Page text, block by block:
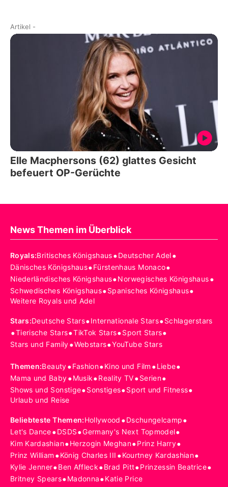
Artikel -
Elle Macphersons (62) glattes Gesicht
befeuert OP-Gerüchte
News Themen im Überblick
Royals:Britisches Königshaus•Deutscher Adel•
Dänisches Königshaus•Fürstenhaus Monaco•
Niederländisches Königshaus•Norwegisches Königshaus•
Schwedisches Königshaus•Spanisches Königshaus•
Weitere Royals und Adel
Stars:Deutsche Stars•Internationale Stars•Schlagerstars
•Tierische Stars•TikTok Stars•Sport Stars•
Stars und Family•Webstars•YouTube Stars
Themen:Beauty•Fashion•Kino und Film •Liebe•
Mama und Baby•Musik•Reality TV•Serien•
Shows und Sonstige•Sonstiges•Sport und Fitness•
Urlaub und Reise
Beliebteste Themen:Hollywood •Dschungelcamp•
Let's Dance•DSDS•Germany's Next Topmodel•
Kim Kardashian•Herzogin Meghan•Prinz Harry•
Prinz William •König Charles III •Kourtney Kardashian•
Kylie Jenner•Ben Affleck•Brad Pitt•Prinzessin Beatrice•
Britney Spears•Madonna•Katie Price